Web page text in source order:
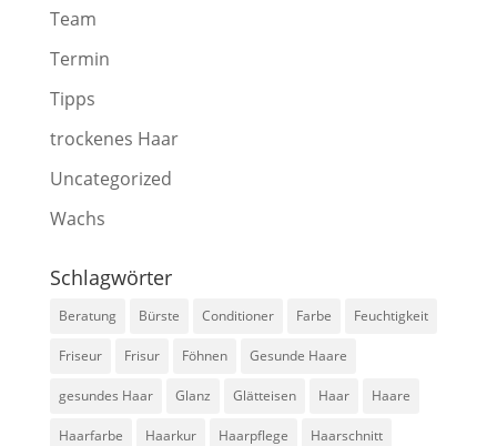
Team
Termin
Tipps
trockenes Haar
Uncategorized
Wachs
Schlagwörter
Beratung Bürste Conditioner Farbe Feuchtigkeit
Friseur Frisur Föhnen Gesunde Haare
gesundes Haar Glanz Glätteisen Haar Haare
Haarfarbe Haarkur Haarpflege Haarschnitt